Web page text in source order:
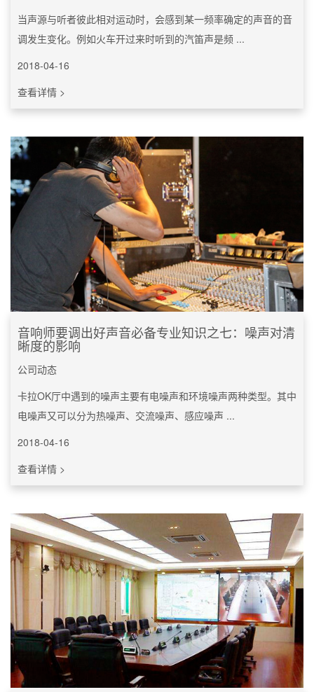
当声源与听者彼此相对运动时，会感到某一频率确定的声音的音
调发生变化。例如火车开过来时听到的汽笛声是频 ...
2018-04-16
查看详情 >
音响师要调出好声音必备专业知识之七：噪声对清
晰度的影响
公司动态
卡拉OK厅中遇到的噪声主要有电噪声和环境噪声两种类型。其中
电噪声又可以分为热噪声、交流噪声、感应噪声 ...
2018-04-16
查看详情 >